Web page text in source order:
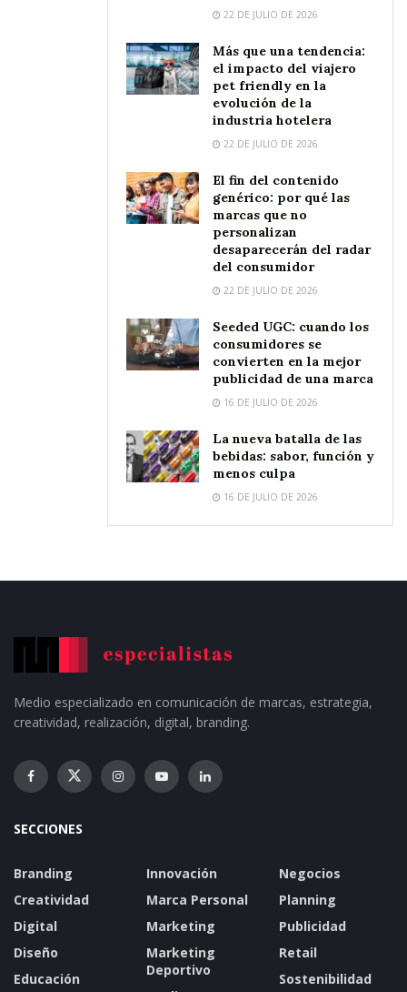
22 DE JULIO DE 2026
Más que una tendencia:
el impacto del viajero
pet friendly en la
evolución de la
industria hotelera
22 DE JULIO DE 2026
El fin del contenido
genérico: por qué las
marcas que no
personalizan
desaparecerán del radar
del consumidor
22 DE JULIO DE 2026
Seeded UGC: cuando los
consumidores se
convierten en la mejor
publicidad de una marca
16 DE JULIO DE 2026
La nueva batalla de las
bebidas: sabor, función y
menos culpa
16 DE JULIO DE 2026
Medio especializado en comunicación de marcas, estrategia,
creatividad, realización, digital, branding.
SECCIONES
Branding
Creatividad
Digital
Diseño
Educación
Innovación
Marca Personal
Marketing
Marketing
Deportivo
Negocios
Planning
Publicidad
Retail
Sostenibilidad